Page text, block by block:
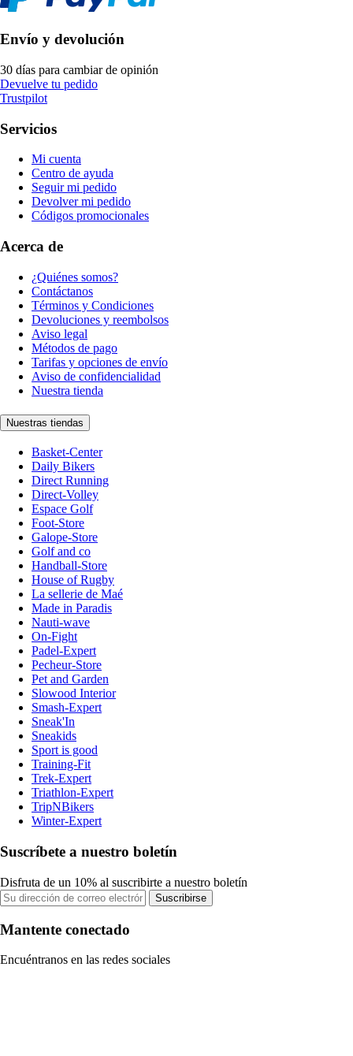
Envío y devolución
30 días para cambiar de opinión
Devuelve tu pedido
Trustpilot
Servicios
Mi cuenta
Centro de ayuda
Seguir mi pedido
Devolver mi pedido
Códigos promocionales
Acerca de
¿Quiénes somos?
Contáctanos
Términos y Condiciones
Devoluciones y reembolsos
Aviso legal
Métodos de pago
Tarifas y opciones de envío
Aviso de confidencialidad
Nuestra tienda
Nuestras tiendas
Basket-Center
Daily Bikers
Direct Running
Direct-Volley
Espace Golf
Foot-Store
Galope-Store
Golf and co
Handball-Store
House of Rugby
La sellerie de Maé
Made in Paradis
Nauti-wave
On-Fight
Padel-Expert
Pecheur-Store
Pet and Garden
Slowood Interior
Smash-Expert
Sneak'In
Sneakids
Sport is good
Training-Fit
Trek-Expert
Triathlon-Expert
TripNBikers
Winter-Expert
Suscríbete a nuestro boletín
Disfruta de un 10% al suscribirte a nuestro boletín
Suscribirse
Mantente conectado
Encuéntranos en las redes sociales